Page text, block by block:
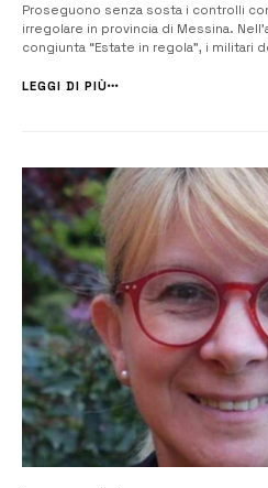
Proseguono senza sosta i controlli
irregolare in provincia di Messina.
congiunta “Estate in regola”, i militari
hanno effettuato 56 accessi ispettivi
LEGGI DI PIÙ